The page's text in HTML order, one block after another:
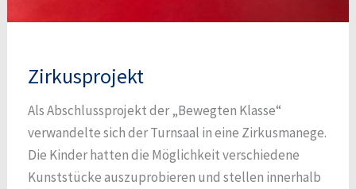
Zirkusprojekt
Als Abschlussprojekt der „Bewegten Klasse“
verwandelte sich der Turnsaal in eine Zirkusmanege.
Die Kinder hatten die Möglichkeit verschiedene
Kunststücke auszuprobieren und stellen innerhalb